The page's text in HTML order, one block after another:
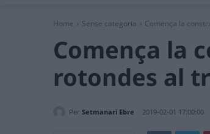
Home Sense categoria Comença la
Comença la
rotondes al
Per Setmanari Ebre 2019-02-01 17:00:00